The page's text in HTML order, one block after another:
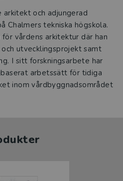
och adjungerad
Chalmers tekniska högskola.
vårdens arkitektur där han
utvecklingsprojekt samt
I sitt forskningsarbete har
arbetssätt för tidiga
inom vårdbyggnadsområdet